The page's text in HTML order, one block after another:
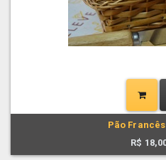
Pão Francês
R$